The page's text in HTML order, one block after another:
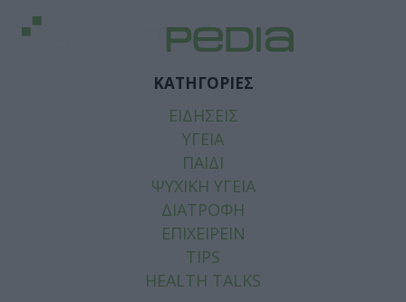
ΚΑΤΗΓΟΡΙΕΣ
ΕΙΔΗΣΕΙΣ
ΥΓΕΙΑ
ΠΑΙΔΙ
ΨΥΧΙΚΗ ΥΓΕΙΑ
ΔΙΑΤΡΟΦΗ
ΕΠΙΧΕΙΡΕΙΝ
TIPS
HEALTH TALKS